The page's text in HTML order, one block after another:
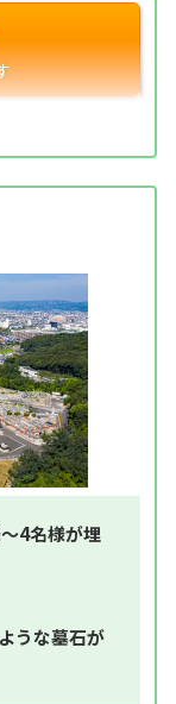
4名様が埋
うな墓石が